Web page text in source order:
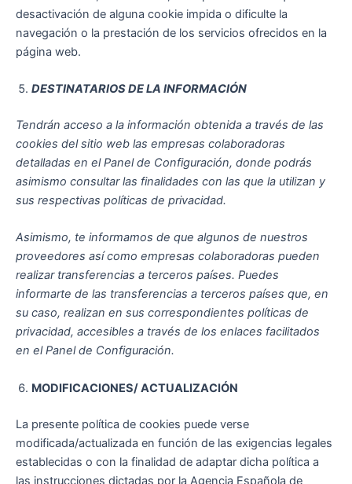
desactivación de alguna cookie impida o dificulte la
navegación o la prestación de los servicios ofrecidos en la
página web.
DESTINATARIOS DE LA INFORMACIÓN
Tendrán acceso a la información obtenida a través de las
cookies del sitio web las empresas colaboradoras
detalladas en el Panel de Configuración, donde podrás
asimismo consultar las finalidades con las que la utilizan y
sus respectivas políticas de privacidad.
Asimismo, te informamos de que algunos de nuestros
proveedores así como empresas colaboradoras pueden
realizar transferencias a terceros países. Puedes
informarte de las transferencias a terceros países que, en
su caso, realizan en sus correspondientes políticas de
privacidad, accesibles a través de los enlaces facilitados
en el Panel de Configuración.
MODIFICACIONES/ ACTUALIZACIÓN
La presente política de cookies puede verse
modificada/actualizada en función de las exigencias legales
establecidas o con la finalidad de adaptar dicha política a
las instrucciones dictadas por la Agencia Española de